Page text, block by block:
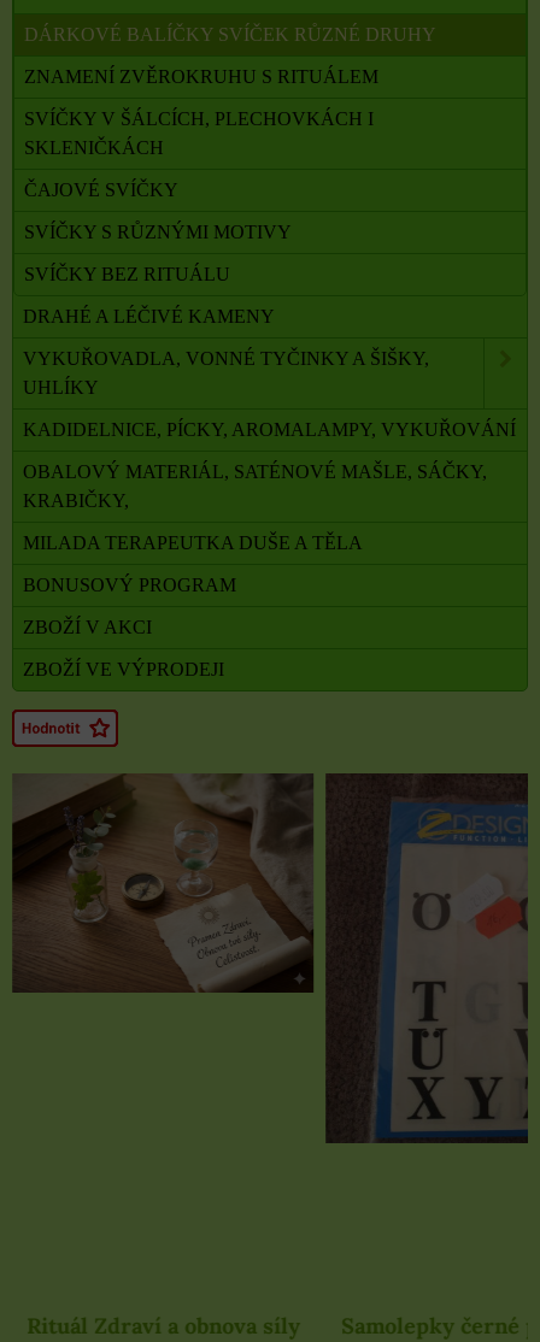
DÁRKOVÉ BALÍČKY SVÍČEK RŮZNÉ DRUHY
ZNAMENÍ ZVĚROKRUHU S RITUÁLEM
SVÍČKY V ŠÁLCÍCH, PLECHOVKÁCH I
SKLENIČKÁCH
ČAJOVÉ SVÍČKY
SVÍČKY S RŮZNÝMI MOTIVY
SVÍČKY BEZ RITUÁLU
DRAHÉ A LÉČIVÉ KAMENY
VYKUŘOVADLA, VONNÉ TYČINKY A ŠIŠKY,
UHLÍKY
KADIDELNICE, PÍCKY, AROMALAMPY, VYKUŘOVÁNÍ
OBALOVÝ MATERIÁL, SATÉNOVÉ MAŠLE, SÁČKY,
KRABIČKY,
MILADA TERAPEUTKA DUŠE A TĚLA
BONUSOVÝ PROGRAM
ZBOŽÍ V AKCI
ZBOŽÍ VE VÝPRODEJI
Rituál Zdraví a obnova síly
Samolepky černé